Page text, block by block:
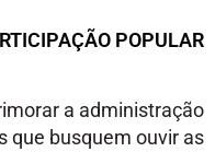
POPULAR
a administração
que busquem ouvir as